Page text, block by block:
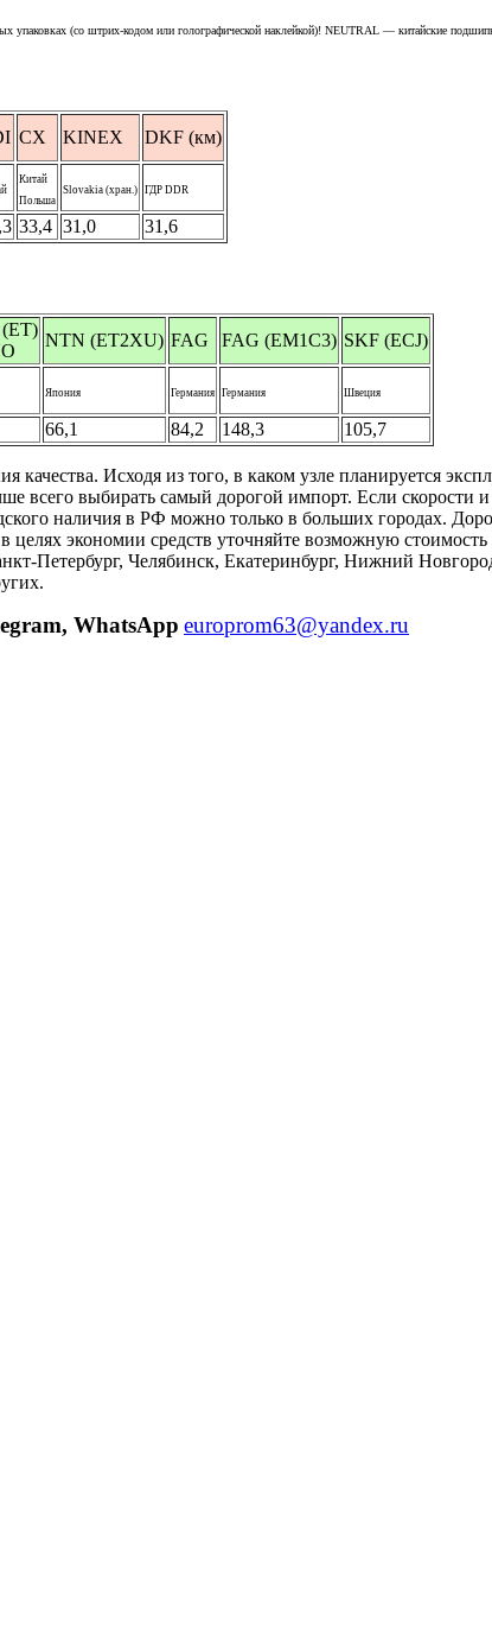
(со штрих-кодом или голографической наклейкой)! NEUTRAL — китайские
CX KINEX DKF (км)
Китай
Польша
Slovakia (хран.) ГДР DDR
33,4 31,0 31,6
NTN (ET2XU) FAG FAG (EM1C3) SKF (ECJ)
Япония Германия Германия Швеция
66,1 84,2 148,3 105,7
Исходя из того, в каком узле планируется
всего выбирать самый дорогой импорт. Если
наличия в РФ можно только в больших городах.
целях экономии средств уточняйте возможную
Петербург, Челябинск, Екатеринбург, Нижний
WhatsApp europrom63@yandex.ru